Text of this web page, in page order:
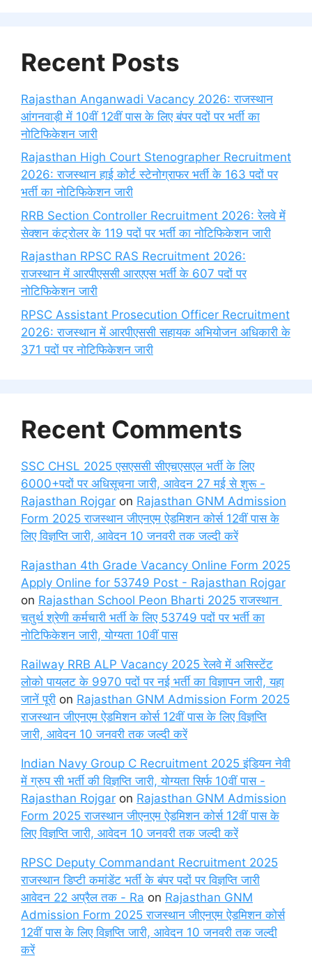
Recent Posts
Rajasthan Anganwadi Vacancy 2026: राजस्थान
आंगनवाड़ी में 10वीं 12वीं पास के लिए बंपर पदों पर भर्ती का
नोटिफिकेशन जारी
Rajasthan High Court Stenographer Recruitment
2026: राजस्थान हाई कोर्ट स्टेनोग्राफर भर्ती के 163 पदों पर
भर्ती का नोटिफिकेशन जारी
RRB Section Controller Recruitment 2026: रेलवे में
सेक्शन कंट्रोलर के 119 पदों पर भर्ती का नोटिफिकेशन जारी
Rajasthan RPSC RAS Recruitment 2026:
राजस्थान में आरपीएससी आरएएस भर्ती के 607 पदों पर
नोटिफिकेशन जारी
RPSC Assistant Prosecution Officer Recruitment
2026: राजस्थान में आरपीएससी सहायक अभियोजन अधिकारी के
371 पदों पर नोटिफिकेशन जारी
Recent Comments
SSC CHSL 2025 एसएससी सीएचएसएल भर्ती के लिए
6000+पदों पर अधिसूचना जारी, आवेदन 27 मई से शुरू -
Rajasthan Rojgar on Rajasthan GNM Admission
Form 2025 राजस्थान जीएनएम ऐडमिशन कोर्स 12वीं पास के
लिए विज्ञप्ति जारी, आवेदन 10 जनवरी तक जल्दी करें
Rajasthan 4th Grade Vacancy Online Form 2025
Apply Online for 53749 Post - Rajasthan Rojgar
on Rajasthan School Peon Bharti 2025 राजस्थान
चतुर्थ श्रेणी कर्मचारी भर्ती के लिए 53749 पदों पर भर्ती का
नोटिफिकेशन जारी, योग्यता 10वीं पास
Railway RRB ALP Vacancy 2025 रेलवे में असिस्टेंट
लोको पायलट के 9970 पदों पर नई भर्ती का विज्ञापन जारी, यहा
जानें पूरी on Rajasthan GNM Admission Form 2025
राजस्थान जीएनएम ऐडमिशन कोर्स 12वीं पास के लिए विज्ञप्ति
जारी, आवेदन 10 जनवरी तक जल्दी करें
Indian Navy Group C Recruitment 2025 इंडियन नेवी
में ग्रुप सी भर्ती की विज्ञप्ति जारी, योग्यता सिर्फ 10वीं पास -
Rajasthan Rojgar on Rajasthan GNM Admission
Form 2025 राजस्थान जीएनएम ऐडमिशन कोर्स 12वीं पास के
लिए विज्ञप्ति जारी, आवेदन 10 जनवरी तक जल्दी करें
RPSC Deputy Commandant Recruitment 2025
राजस्थान डिप्टी कमांडेंट भर्ती के बंपर पदों पर विज्ञप्ति जारी
आवेदन 22 अप्रैल तक - Ra on Rajasthan GNM
Admission Form 2025 राजस्थान जीएनएम ऐडमिशन कोर्स
12वीं पास के लिए विज्ञप्ति जारी, आवेदन 10 जनवरी तक जल्दी
करें